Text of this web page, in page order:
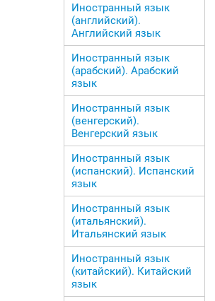
Иностранный язык
(английский).
Английский язык
Иностранный язык
(арабский). Арабский
язык
Иностранный язык
(венгерский).
Венгерский язык
Иностранный язык
(испанский). Испанский
язык
Иностранный язык
(итальянский).
Итальянский язык
Иностранный язык
(китайский). Китайский
язык